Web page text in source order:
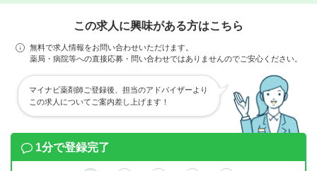
この求人に興味がある方はこちら
無料で求人情報をお問い合わせいただけます。
薬局・病院等への直接応募・問い合わせではありませんのでご安心ください。
マイナビ薬剤師ご登録後、担当のアドバイザーより
この求人についてご案内差し上げます！
1分で登録完了